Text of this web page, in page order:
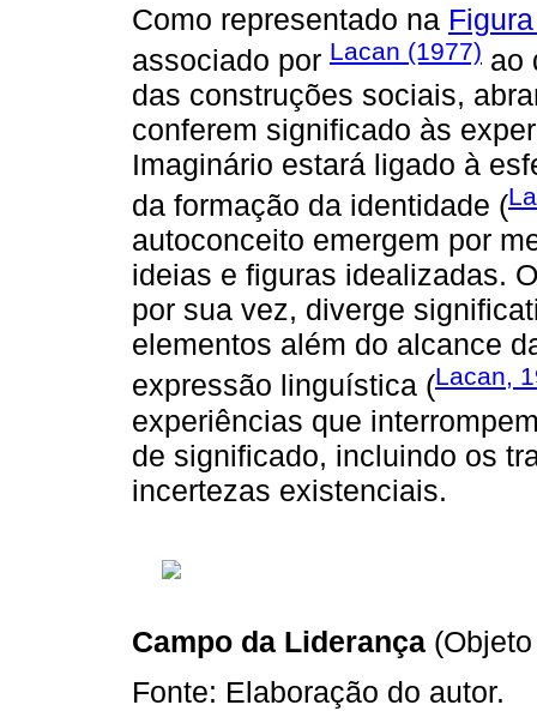
Como representado na
associado por Lacan (1977) ao
das construções sociais,
conferem significado às
Imaginário estará ligado à
da formação da identidade (
autoconceito emergem por
ideias e figuras idealizadas.
por sua vez, diverge
elementos além do alcance
expressão linguística (Lacan,
experiências que
de significado, incluindo os
incertezas existenciais.
Campo da Liderança
Fonte: Elaboração do autor.